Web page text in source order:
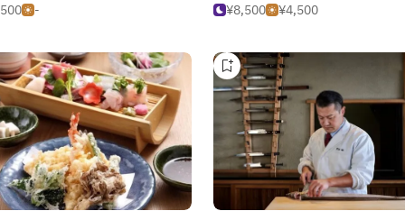
-
¥8,500
¥4,500